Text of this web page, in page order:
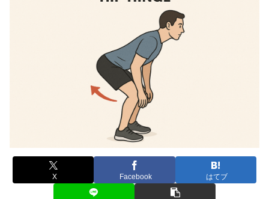
X Facebook はてブ